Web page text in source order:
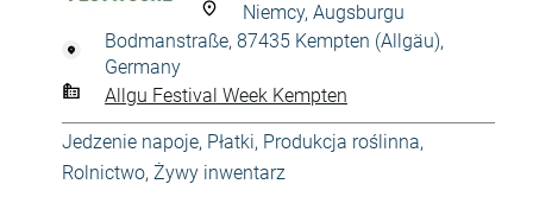
Niemcy, Augsburgu
Bodmanstraße, 87435 Kempten (Allgäu),
Germany
Allgu Festival Week Kempten
Jedzenie napoje, Płatki, Produkcja roślinna,
Rolnictwo, Żywy inwentarz